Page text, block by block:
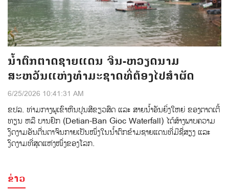
ນໍ້າຕົກຕາດຊາຍແດນ ຈີນ-ຫວຽດນາມ
ສະຫວັນແຫ່ງທໍາມະຊາດທີ່ຕ້ອງໄປສຳຜັດ
6/25/2026 10:41:31 AM
ຂປລ. ທ່າມກາງພູເຂົາຫີນປູນສີຂຽວສົດ ແລະ ສາຍນໍ້າອັນຍິ່ງໃຫຍ່ ຂອງຕາດເຕີ້
ທຽນ ຫລື ບານຢົກ (Detian-Ban Gioc Waterfall) ໄດ້ສ້າງພາບຄວາມ
ງົດງາມອັນຕື່ນຕາຈົນກາຍເປັນໜຶ່ງໃນນໍ້າຕົກຂ້າມຊາຍແດນທີ່ມີຊື່ສຽງ ແລະ
ງົດງາມທີ່ສຸດແຫ່ງໜຶ່ງຂອງໂລກ.
ຂ່າວ